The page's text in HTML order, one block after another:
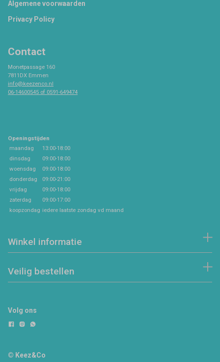
Footer
Algemene voorwaarden
Privacy Policy
Contact
Monetpassage 160
7811DX Emmen
info@keezenco.nl
06-14600545 of 0591-649474
Openingstijden
maandag
13:00-18:00
dinsdag
09:00-18:00
woensdag
09:00-18:00
donderdag
09:00-21:00
vrijdag
09:00-18:00
zaterdag
09:00-17:00
koopzondag iedere laatste zondag vd maand
Winkel informatie
Veilig bestellen
Volg ons
© Keez&Co